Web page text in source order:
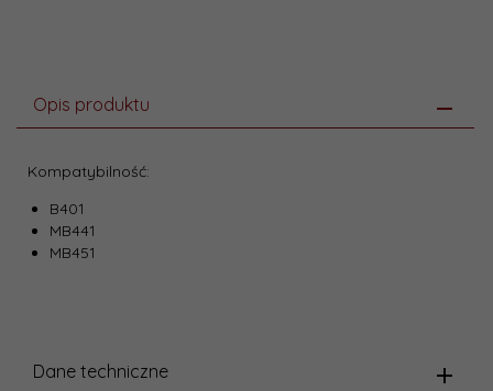
Opis produktu
Kompatybilność:
B401
MB441
MB451
Dane techniczne